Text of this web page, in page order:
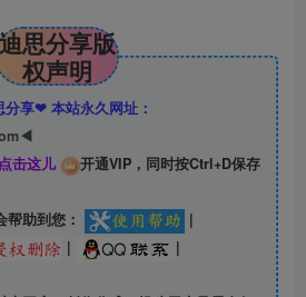
思分享版
权声明
享❤ 本站永久网址：
点击这儿
开通VIP，同时按Ctrl+D保存
助到您：
|
| |